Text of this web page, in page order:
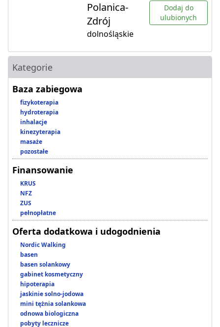
Polanica-
Zdrój
dolnośląskie
Dodaj do
ulubionych
Kategorie
Baza zabiegowa
fizykoterapia
hydroterapia
inhalacje
kinezyterapia
masaże
pozostałe
Finansowanie
KRUS
NFZ
ZUS
pełnopłatne
Oferta dodatkowa i udogodnienia
Nordic Walking
basen
basen solankowy
gabinet kosmetyczny
hipoterapia
jaskinie solno-jodowa
mini tężnia solankowa
odnowa biologiczna
pobyty lecznicze